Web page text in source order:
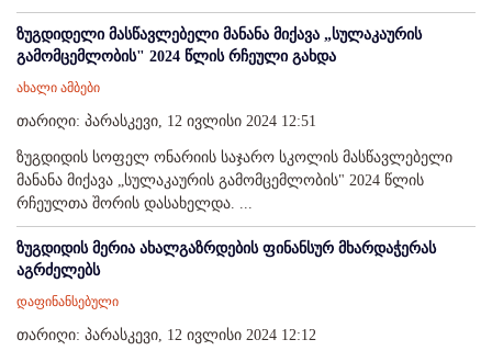
ზუგდიდელი მასწავლებელი მანანა მიქავა „სულაკაურის
გამომცემლობის" 2024 წლის რჩეული გახდა
ახალი ამბები
თარიღი: პარასკევი, 12 ივლისი 2024 12:51
ზუგდიდის სოფელ ონარიის საჯარო სკოლის მასწავლებელი
მანანა მიქავა „სულაკაურის გამომცემლობის" 2024 წლის
რჩეულთა შორის დასახელდა. ...
ზუგდიდის მერია ახალგაზრდების ფინანსურ მხარდაჭერას
აგრძელებს
დაფინანსებული
თარიღი: პარასკევი, 12 ივლისი 2024 12:12